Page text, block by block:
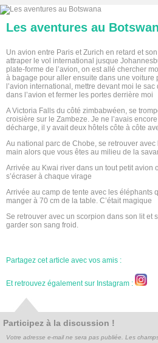
Les aventures au
Un avion entre Paris et Zurich en retard et
attraper le vol international jusque
plate-forme de l’avion, on est allé chercher
à bagage pour aller ensuite dans une voiture
l’avion international, mettre devant moi le
dans l’avion et fermer les portes derrière moi
A Victoria Falls du côté zimbabwéen, se
croisière sur le Zambeze. Je ne l’avais
décharge, il y avait deux hôtels côte à côte
Au national parc de Chobe, se retrouver
main alors que vous êtes au milieu de la
Arrivée au Kwai river dans un tout petit avion
s’écraser à chaque virage
Arrivée au camp de tente avec les éléphants
manger à 70 cm de la table. C’était magique
Se retrouver avec un scorpion dans son lit et
garder son sang froid.
Partagez cet article avec vos amis :
Et retrouvez également sur Instagram :
Participez à la discussion !
Votre adresse e-mail ne sera pas publiée. Les